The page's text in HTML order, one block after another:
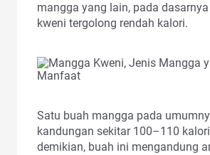
mangga yang lain, pada
kweni tergolong rendah kalori.
Satu buah mangga pada
kandungan sekitar 100–110
demikian, buah ini mengandung